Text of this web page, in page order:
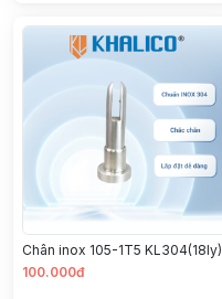
Chân inox 105-1T5 KL304(18ly)
100.000đ